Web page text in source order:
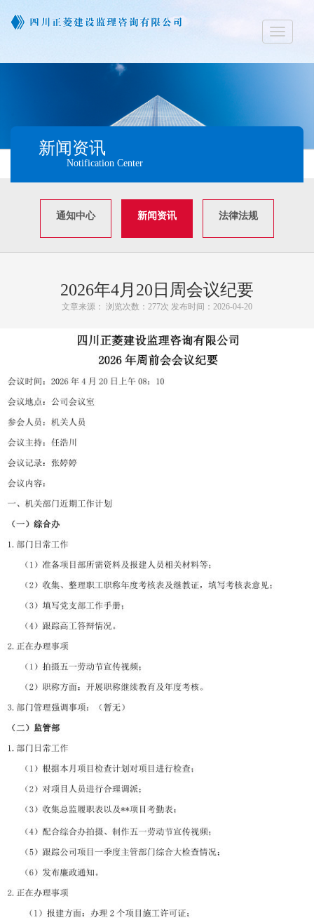
Toggle
新闻资讯
Notification Center
通知中心 新闻资讯 法律法规
2026年4月20日周会议纪要
文章来源： 浏览次数：277次 发布时间：2026-04-20